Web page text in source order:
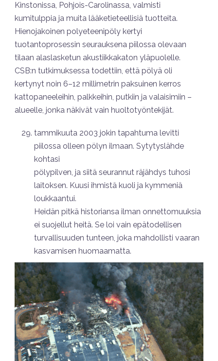
Kinstonissa, Pohjois-Carolinassa, valmisti
kumitulppia ja muita lääketieteellisiä tuotteita.
Hienojakoinen polyeteenipöly kertyi
tuotantoprosessin seurauksena piilossa olevaan
tilaan alaslasketun akustiikkakaton yläpuolelle.
CSB:n tutkimuksessa todettiin, että pölyä oli
kertynyt noin 6–12 millimetrin paksuinen kerros
kattopaneeleihin, palkkeihin, putkiin ja valaisimiin –
alueelle, jonka näkivät vain huoltotyöntekijät.
tammikuuta 2003 jokin tapahtuma levitti
piilossa olleen pölyn ilmaan. Sytytyslähde
kohtasi
pölypilven, ja siitä seurannut räjähdys tuhosi
laitoksen. Kuusi ihmistä kuoli ja kymmeniä
loukkaantui.
Heidän pitkä historiansa ilman onnettomuuksia
ei suojellut heitä. Se loi vain epätodellisen
turvallisuuden tunteen, joka mahdollisti vaaran
kasvamisen huomaamatta.